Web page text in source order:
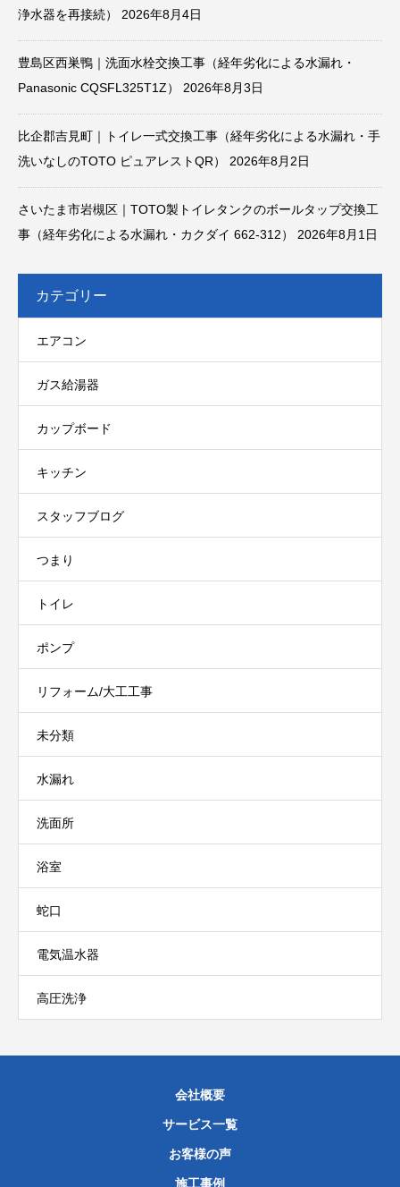
浄水器を再接続）
2026年8月4日
豊島区西巣鴨｜洗面水栓交換工事（経年劣化による水漏れ・
Panasonic CQSFL325T1Z）
2026年8月3日
比企郡吉見町｜トイレ一式交換工事（経年劣化による水漏れ・手
洗いなしのTOTO ピュアレストQR）
2026年8月2日
さいたま市岩槻区｜TOTO製トイレタンクのボールタップ交換工
事（経年劣化による水漏れ・カクダイ 662-312）
2026年8月1日
カテゴリー
エアコン
ガス給湯器
カップボード
キッチン
スタッフブログ
つまり
トイレ
ポンプ
リフォーム/大工工事
未分類
水漏れ
洗面所
浴室
蛇口
電気温水器
高圧洗浄
会社概要
サービス一覧
お客様の声
施工事例